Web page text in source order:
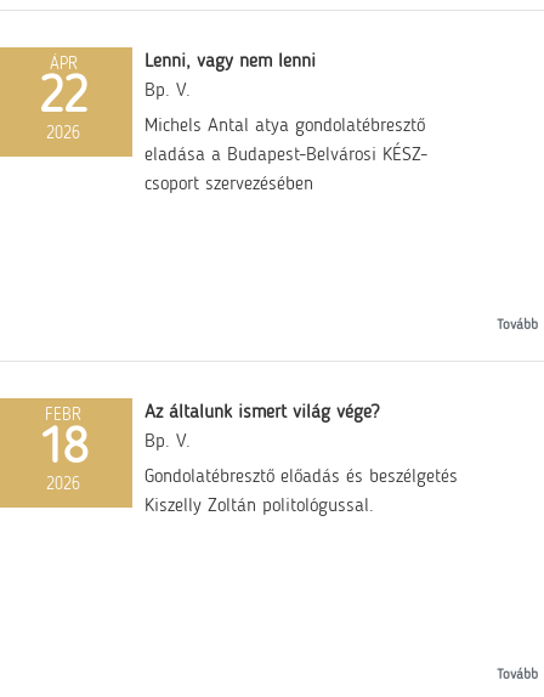
ÁPR
22
2026
Lenni, vagy nem lenni
Bp. V.
Michels Antal atya gondolatébresztő
eladása a Budapest-Belvárosi KÉSZ-
csoport szervezésében
Tovább
FEBR
18
2026
Az általunk ismert világ vége?
Bp. V.
Gondolatébresztő előadás és beszélgetés
Kiszelly Zoltán politológussal.
Tovább